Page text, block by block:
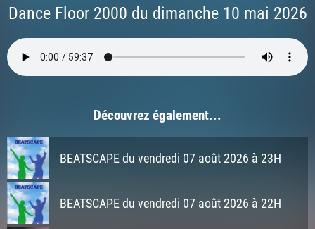
Dance Floor 2000 du dimanche 10 mai 2026
Découvrez également...
BEATSCAPE du vendredi 07 août 2026 à 23H
BEATSCAPE du vendredi 07 août 2026 à 22H